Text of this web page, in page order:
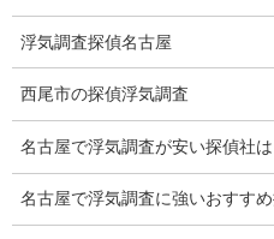
調査員の人数（浮気調査）
調査プランのご依頼の割合
慰謝料の相場
離婚手続
浮気調査探偵名古屋
西尾市の探偵浮気調査
名古屋で浮気調査が安い探偵社
名古屋で浮気調査に強いおすす